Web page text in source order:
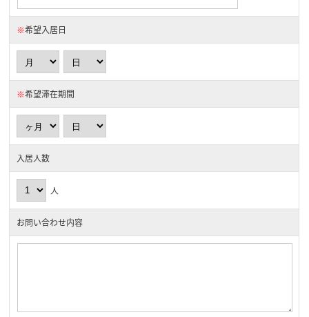
※希望入居日
※希望滞在期間
入居人数
人
お問い合わせ内容